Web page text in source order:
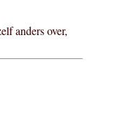
anders over,